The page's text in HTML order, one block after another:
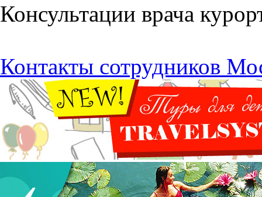
Консультации врача
Контакты сотрудников